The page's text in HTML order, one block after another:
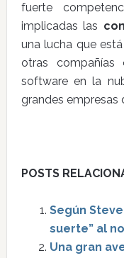
fuerte
implicadas las
una lucha que
otras compañías
software en la
grandes empresas
POSTS
Según
suerte” al
Una gran